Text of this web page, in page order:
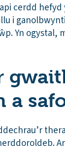
cerdd
i
Yn ogystal,
a